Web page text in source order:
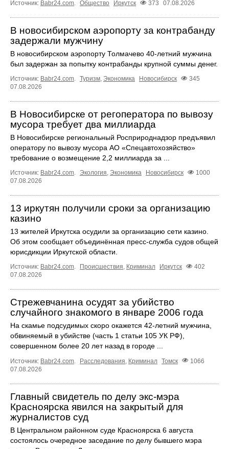
Источник: Babr24.com. Общество Иркутск 373 07.08.2026
В новосибирском аэропорту за контрабанду
задержали мужчину
В новосибирском аэропорту Толмачево 40-летний мужчина
был задержан за попытку контрабанды крупной суммы денег.
Источник: Babr24.com. Туризм, Экономика Новосибирск
345
07.08.2026
В Новосибирске от регоператора по вывозу
мусора требует два миллиарда
В Новосибирске региональный Росприроднадзор предъявил
оператору по вывозу мусора АО «Спецавтохозяйство»
требование о возмещение 2,2 миллиарда за ...
Источник: Babr24.com. Экология, Экономика Новосибирск
1000
07.08.2026
13 иркутян получили сроки за организацию
казино
13 жителей Иркутска осудили за организацию сети казино.
Об этом сообщает объединённая пресс‑служба судов общей
юрисдикции Иркутской области.
Источник: Babr24.com. Происшествия, Криминал Иркутск
402
07.08.2026
Стрежевчанина осудят за убийство
случайного знакомого в январе 2006 года
На скамье подсудимых скоро окажется 42-летний мужчина,
обвиняемый в убийстве (часть 1 статьи 105 УК РФ),
совершенном более 20 лет назад в городе ...
Источник: Babr24.com Расследования Криминал Томск
1066
07.08.2026
Главный свидетель по делу экс-мэра
Красноярска явился на закрытый для
журналистов суд
В Центральном районном суде Красноярска 6 августа
состоялось очередное заседание по делу бывшего мэра